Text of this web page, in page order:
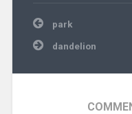
Beitragsnavigation
park
dandelion